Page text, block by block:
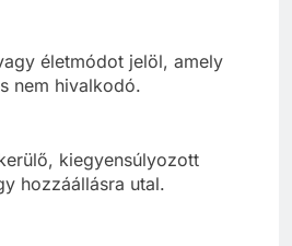
életmódot jelöl, amely
nem hivalkodó.
kiegyensúlyozott
hozzáállásra utal.